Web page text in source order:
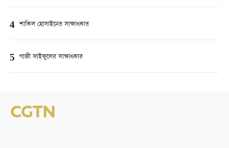
4 শাকিল হোসাইনের সাক্ষাত্কার
5 গাজী সাইফুলের সাক্ষাত্কার